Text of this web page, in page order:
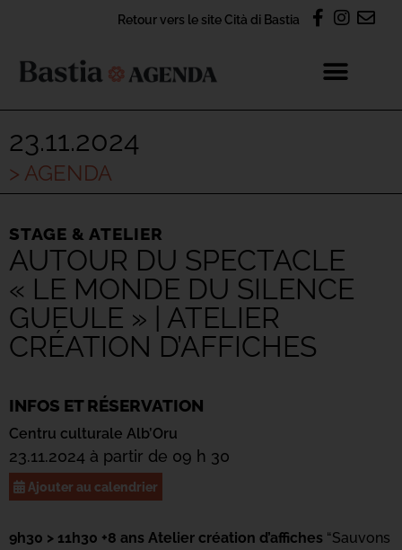
Retour vers le site Cità di Bastia
23.11.2024
> AGENDA
STAGE & ATELIER
AUTOUR DU SPECTACLE
« LE MONDE DU SILENCE
GUEULE » | ATELIER
CRÉATION D’AFFICHES
INFOS ET RÉSERVATION
Centru culturale Alb’Oru
23.11.2024 à partir de 09 h 30
Ajouter au calendrier
9h30 > 11h30 +8 ans Atelier création d’affiches “Sauvons